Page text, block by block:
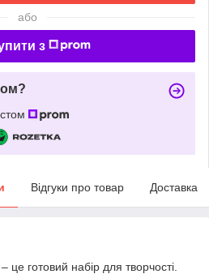
або
з
Відгуки про товар Доставка
це готовий набір для творчості.